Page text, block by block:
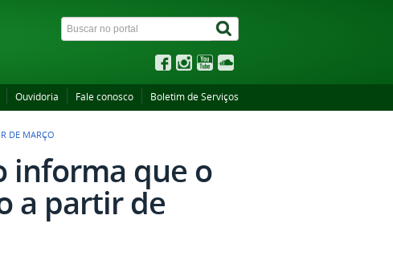
Ouvidoria Fale conosco Boletim de Serviços
DE MARÇO
informa que o
a partir de